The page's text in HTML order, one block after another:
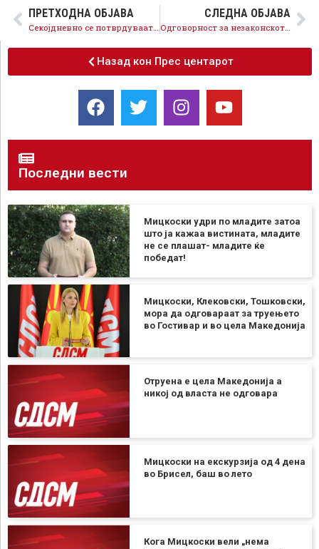
ПРЕТХОДНА ОБЈАВА СЛЕДНА ОБЈАВА
Одговорност за незаконското прислушување
Назад кон Прес центарот
Последни вести
Мицкоски удри по младите затоа
што ја кажаа вистината, младите
не се плашат- младите ќе
победат!
Мицкоски, Клековски, Тошковски,
мора да одговараат за труењето
во Гостивар и во цела Македонија
Отруена е цела Македонија а
никој од власта не одговара
Мицкоски на екскурзија од 4 дена
во Брисел, баш во лето
Кога Мицкоски вели „нема